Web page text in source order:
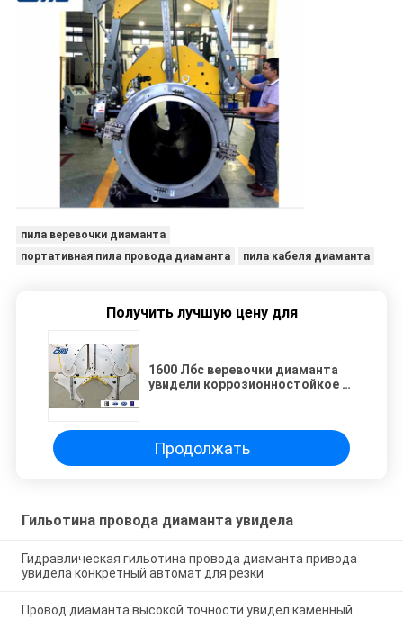
пила веревочки диаманта
портативная пила провода диаманта
пила кабеля диаманта
Получить лучшую цену для
1600 Лбс веревочки диаманта
увидели коррозионностойкое с
Продолжать
Гильотина провода диаманта увидела
Гидравлическая гильотина провода диаманта привода
увидела конкретный автомат для резки
Провод диаманта высокой точности увидел каменный